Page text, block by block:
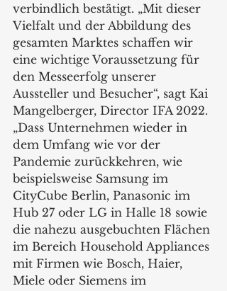
verbindlich bestätigt. „Mit dieser
Vielfalt und der Abbildung des
gesamten Marktes schaffen wir
eine wichtige Voraussetzung für
den Messeerfolg unserer
Aussteller und Besucher“, sagt Kai
Mangelberger, Director IFA 2022.
„Dass Unternehmen wieder in
dem Umfang wie vor der
Pandemie zurückkehren, wie
beispielsweise Samsung im
CityCube Berlin, Panasonic im
Hub 27 oder LG in Halle 18 sowie
die nahezu ausgebuchten Flächen
im Bereich Household Appliances
mit Firmen wie Bosch, Haier,
Miele oder Siemens im